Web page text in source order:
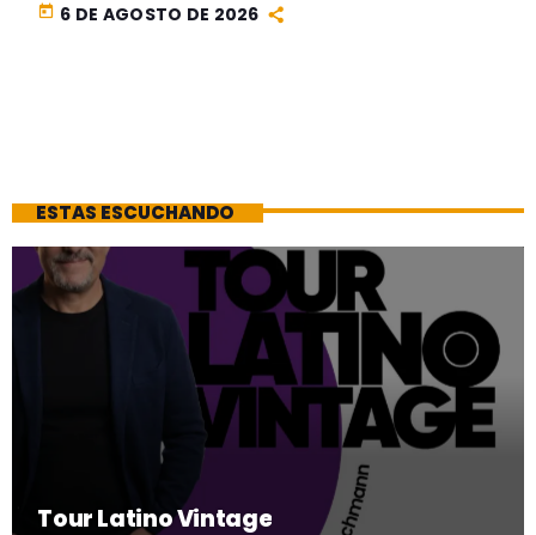
today 6 DE AGOSTO DE 2026
ESTAS ESCUCHANDO
Tour Latino Vintage